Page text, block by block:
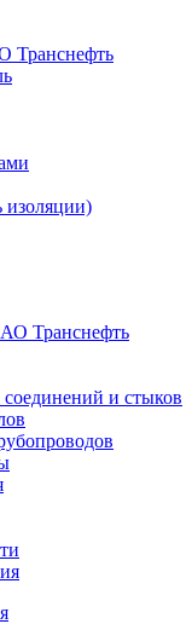
Транснефть
изоляции)
Транснефть
и стыков